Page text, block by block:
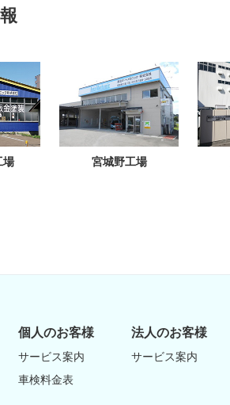
場 宮城野工場
個人のお客様
サービス案内
車検料金表
法人のお客様
サービス案内